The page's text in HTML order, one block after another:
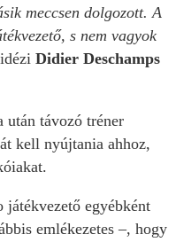
meccsen dolgozott. A
s nem vagyok
Didier Deschamps
után távozó tréner
kell nyújtania ahhoz,
egyébként
emlékezetes –, hogy